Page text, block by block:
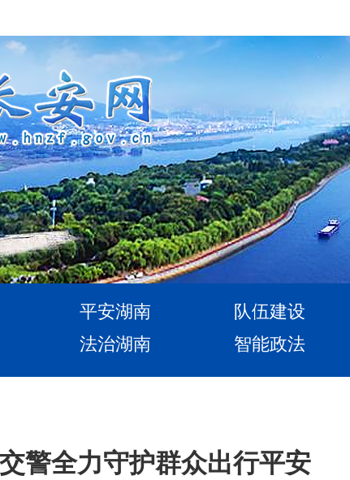
平安湖南
队伍建设
法治湖南 智能政法
警全力守护群众出行平安